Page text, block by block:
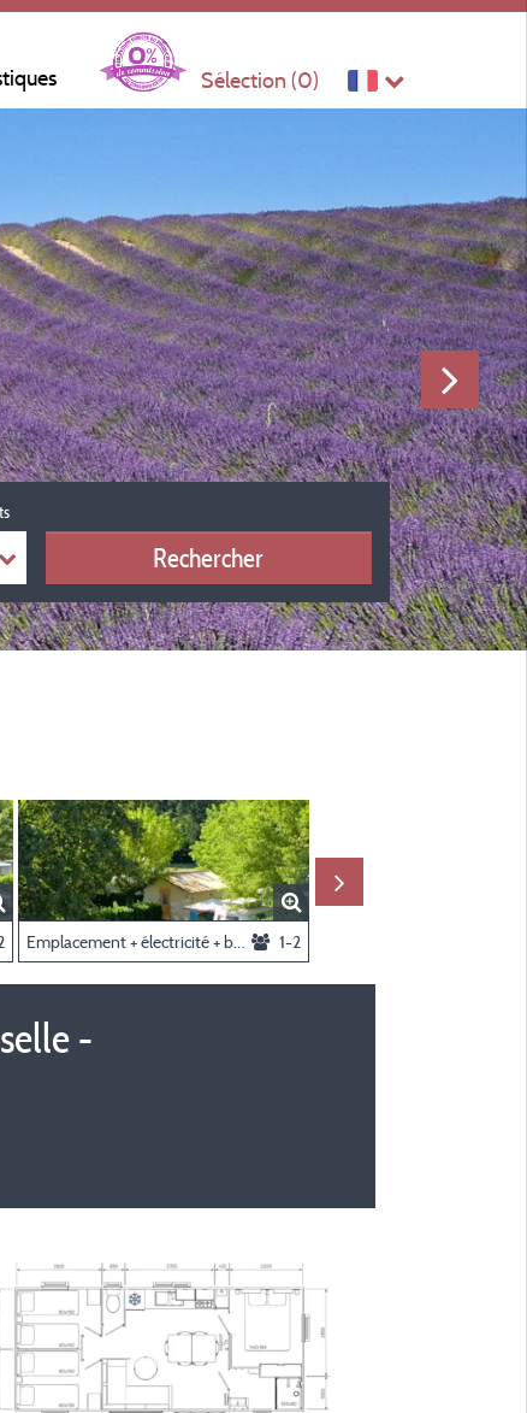
Sélection (0)
- Climatisation + Lave-Vaisselle -
Rechercher
Emplacement + électricité + bloc sanitaire privatif 1-2
-